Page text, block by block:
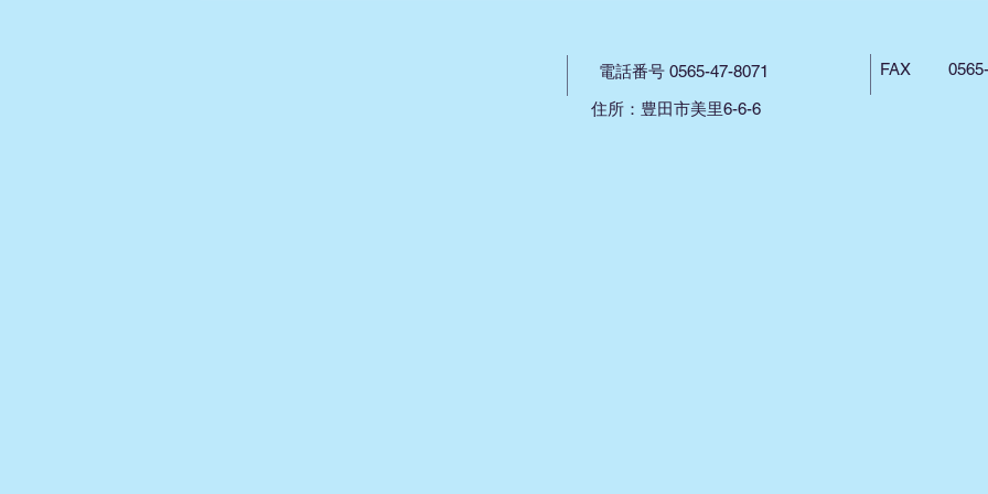
電話番号 0565-47-8071 FAX 0565-
住所：豊田市美里6-6-6